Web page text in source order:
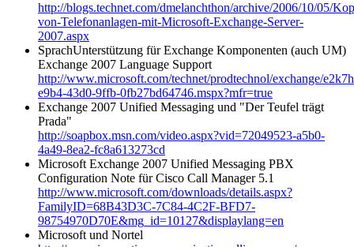
http://blogs.technet.com/dmelanchthon/archive/2006/10/05/
von-Telefonanlagen-mit-Microsoft-Exchange-Server-
2007.aspx
SprachUnterstützung für Exchange Komponenten (auch UM)
Exchange 2007 Language Support
http://www.microsoft.com/technet/prodtechnol/exchange/
e9b4-43d0-9ffb-0fb27bd64746.mspx?mfr=true
Exchange 2007 Unified Messaging und "Der Teufel trägt
Prada"
http://soapbox.msn.com/video.aspx?vid=72049523-a5b0-
4a49-8ea2-fc8a613273cd
Microsoft Exchange 2007 Unified Messaging PBX
Configuration Note für Cisco Call Manager 5.1
http://www.microsoft.com/downloads/details.aspx?
FamilyID=68B43D3C-7C84-4C2F-BFD7-
98754970D70E&mg_id=10127&displaylang=en
Microsoft und Nortel